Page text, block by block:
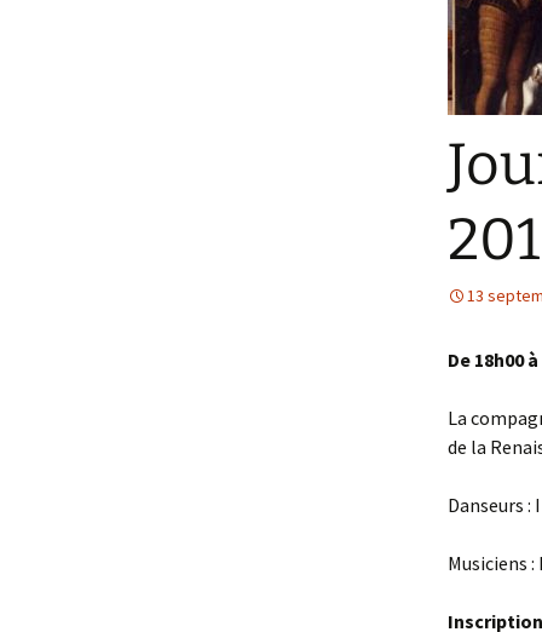
13
De 18h00
La
de la
Danseurs :
Musiciens
Inscription